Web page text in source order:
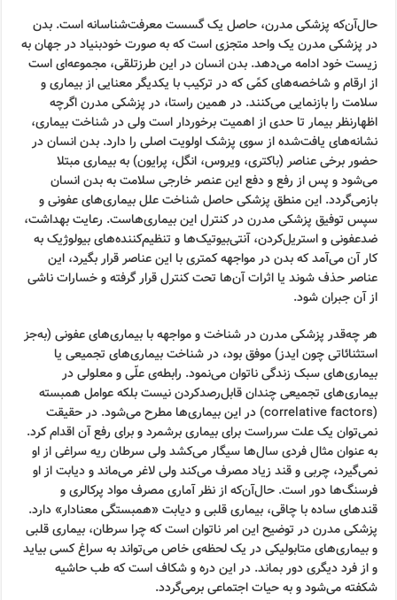
حال‌آن‌که پزشکی مدرن، حاصل یک گسست معرفت‌شناسانه است. بدن
در پزشکی مدرن یک واحد متجزی است که به صورت خودبنیاد در جهان به
زیست خود ادامه می‌دهد. بدن انسان در این طرزتلقی، مجموعه‌ای است
از ارقام و شاخصه‌های کمًی که در ترکیب با یکدیگر معنایی از بیماری و
سلامت را بازنمایی می‌کنند. در همین راستا، در پزشکی مدرن اگرچه
اظهارنظر بیمار تا حدی از اهمیت برخوردار است ولی در شناخت بیماری،
نشانه‌های یافت‌شده از سوی پزشک اولویت اصلی را دارد. بدن انسان در
حضور برخی عناصر (باکتری، ویروس، انگل، پرایون) به بیماری مبتلا
می‌شود و پس از رفع و دفع این عنصر خارجی سلامت به بدن انسان
بازمی‌گردد. این منطق پزشکی حاصل شناخت علل بیماری‌های عفونی و
سپس توفیق پزشکی مدرن در کنترل این بیماری‌هاست. رعایت بهداشت،
ضدعفونی و استریل‌کردن، آنتی‌بیوتیک‌ها و تنظیم‌کننده‌های بیولوژیک به
کار آن می‌آمد که بدن در مواجهه کمتری با این عناصر قرار بگیرد، این
عناصر حذف شوند یا اثرات آن‌ها تحت کنترل قرار گرفته و خسارات ناشی
از آن جبران شود.
هر چه‌قدر پزشکی مدرن در شناخت و مواجهه با بیماری‌های عفونی (به‌جز
استثنائاتی چون ایدز) موفق بود، در شناخت بیماری‌های تجمیعی یا
بیماری‌های سبک زندگی ناتوان می‌نمود. رابطه‌ی علّی و معلولی در
بیماری‌های تجمیعی چندان قابل‌رصد‌کردن نیست بلکه عوامل همبسته
(correlative factors) در این بیماری‌ها مطرح می‌شود. در حقیقت
نمی‌توان یک علت سرراست برای بیماری برشمرد و برای رفع آن اقدام کرد.
به عنوان مثال فردی سال‌ها سیگار می‌کشد ولی سرطان ریه سراغی از او
نمی‌گیرد، چربی و قند زیاد مصرف می‌کند ولی لاغر می‌ماند و دیابت از او
فرسنگ‌ها دور است. حال‌آن‌که از نظر آماری مصرف مواد پرکالری و
قندهای ساده با چاقی، بیماری قلبی و دیابت «همبستگی معنادار» دارد.
پزشکی مدرن در توضیح این امر ناتوان است که چرا سرطان، بیماری قلبی
و بیماری‌های متابولیکی در یک لحظه‌ی خاص می‌تواند به سراغ کسی بیاید
و از فرد دیگری دور بماند. در این دره و شکاف است که طب حاشیه
شکفته می‌شود و به حیات اجتماعی برمی‌گردد.